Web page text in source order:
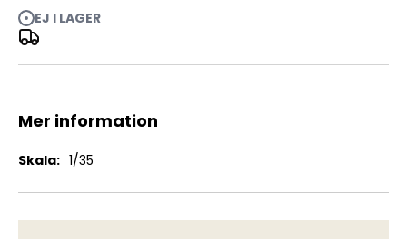
EJ I LAGER
Mer information
Mer
1/35